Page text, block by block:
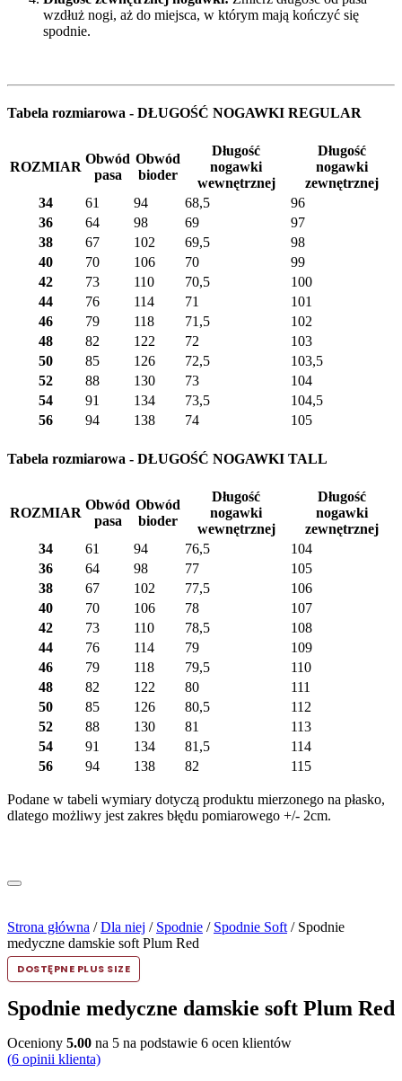
wzdłuż nogi, aż do miejsca, w którym mają kończyć się
spodnie.
Tabela rozmiarowa - DŁUGOŚĆ NOGAWKI REGULAR
ROZMIAR
Obwód
pasa
Obwód
bioder
Długość
nogawki
wewnętrznej
Długość
nogawki
zewnętrznej
34
61 94 68,5
96
36
64 98 69
97
38
67 102 69,5
98
40
70 106 70
99
42
73 110 70,5
100
44
76 114 71
101
46
79 118 71,5
102
48
82 122 72
103
50
85 126 72,5
103,5
52
88 130 73
104
54
91 134 73,5
104,5
56
94 138 74 105
Tabela rozmiarowa - DŁUGOŚĆ NOGAWKI TALL
ROZMIAR
Obwód
pasa
Obwód
bioder
Długość
nogawki
wewnętrznej
Długość
nogawki
zewnętrznej
34
61 94 76,5
104
36
64 98 77
105
38
67 102 77,5
106
40
70 106 78
107
42
73 110 78,5
108
44
76 114 79
109
46
79 118 79,5
110
48
82 122 80
111
50
85 126 80,5
112
52
88 130 81
113
54
91 134 81,5
114
56
94 138 82 115
Podane w tabeli wymiary dotyczą produktu mierzonego na płasko,
dlatego możliwy jest zakres błędu pomiarowego +/- 2cm.
Strona główna /Dla niej / Spodnie / Spodnie Soft / Spodnie
medyczne damskie soft Plum Red
DOSTĘPNE PLUS SIZE
Spodnie medyczne damskie soft Plum Red
Oceniony 5.00 na 5 na podstawie 6 ocen klientów
(6 opinii klienta)